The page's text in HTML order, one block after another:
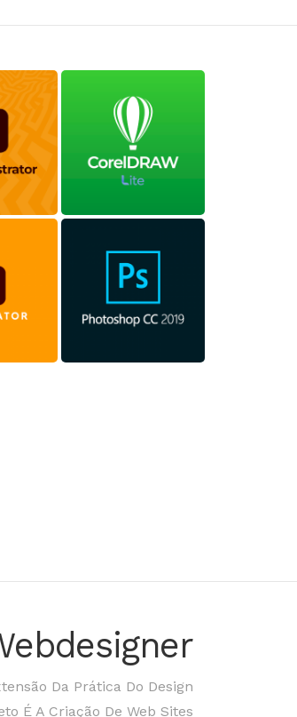
Da Prática Do Design
É A Criação De Web Sites